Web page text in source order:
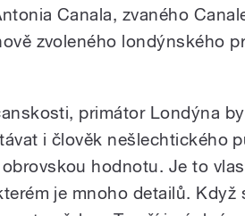
Canala, zvaného
zvoleného londýnského
primátor Londýna
i člověk nešlechtického
hodnotu. Je to
je mnoho detailů. Když